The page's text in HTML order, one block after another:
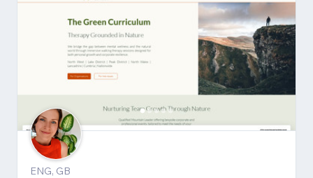
ENG, GB